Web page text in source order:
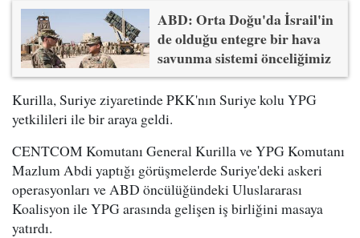
ABD: Orta Doğu'da İsrail'in
de olduğu entegre bir hava
savunma sistemi önceliğimiz
Kurilla, Suriye ziyaretinde PKK'nın Suriye kolu YPG
yetkilileri ile bir araya geldi.
CENTCOM Komutanı General Kurilla ve YPG Komutanı
Mazlum Abdi yaptığı görüşmelerde Suriye'deki askeri
operasyonları ve ABD öncülüğündeki Uluslararası
Koalisyon ile YPG arasında gelişen iş birliğini masaya
yatırdı.